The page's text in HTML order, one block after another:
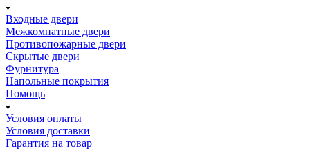
Входные двери
Межкомнатные двери
Противопожарные двери
Скрытые двери
Фурнитура
Напольные покрытия
Помощь
Условия оплаты
Условия доставки
Гарантия на товар